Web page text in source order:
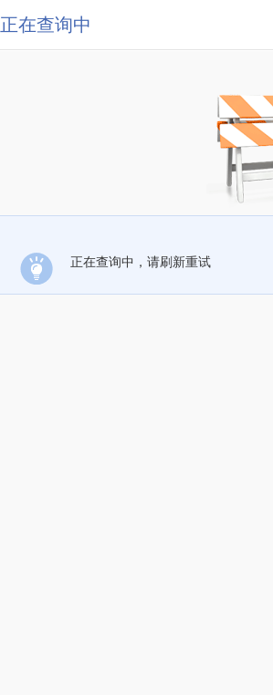
正在查询中
正在查询中，请刷新重试